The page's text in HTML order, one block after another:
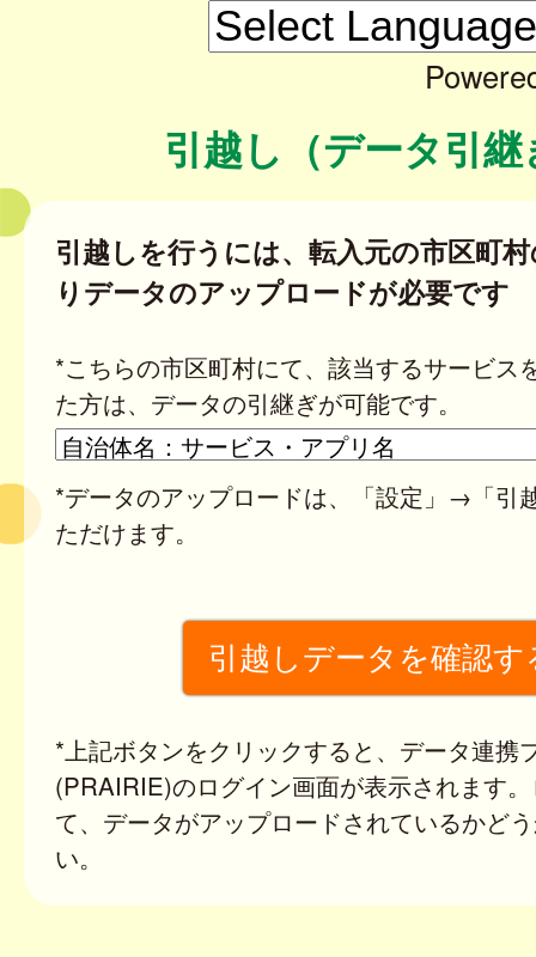
引越し（データ引継
引越しを行うには、転入元の市区町
りデータのアップロードが必要です
*こちらの市区町村にて、該当するサービス
た方は、データの引継ぎが可能です。
*データのアップロードは、「設定」→「引
ただけます。
*上記ボタンをクリックすると、データ連携
(PRAIRIE)のログイン画面が表示されます
て、データがアップロードされているかど
い。